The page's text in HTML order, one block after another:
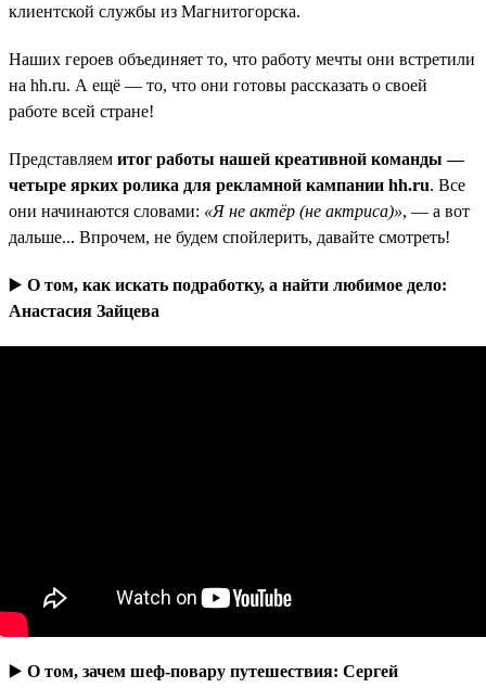
клиентской службы из Магнитогорска.
Наших героев объединяет то, что работу мечты они встретили
на hh.ru. А ещё — то, что они готовы рассказать о своей
работе всей стране!
Представляем итог работы нашей креативной команды —
четыре ярких ролика для рекламной кампании hh.ru. Все
они начинаются словами: «Я не актёр (не актриса)», — а вот
дальше... Впрочем, не будем спойлерить, давайте смотреть!
▶️ О том, как искать подработку, а найти любимое дело:
Анастасия Зайцева
▶️ О том, зачем шеф-повару путешествия: Сергей